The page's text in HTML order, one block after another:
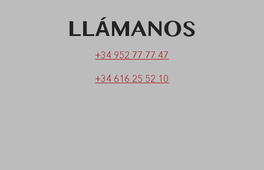
LLÁMANOS
+34 952 77 77 47
+34 616 25 52 10